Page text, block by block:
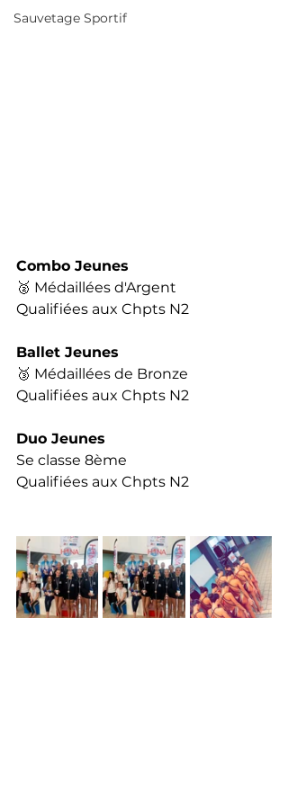
Sauvetage Sportif
Combo Jeunes
🥈 Médaillées d'Argent
Qualifiées aux Chpts N2
Ballet Jeunes
🥉 Médaillées de Bronze
Qualifiées aux Chpts N2
Duo Jeunes
Se classe 8ème
Qualifiées aux Chpts N2